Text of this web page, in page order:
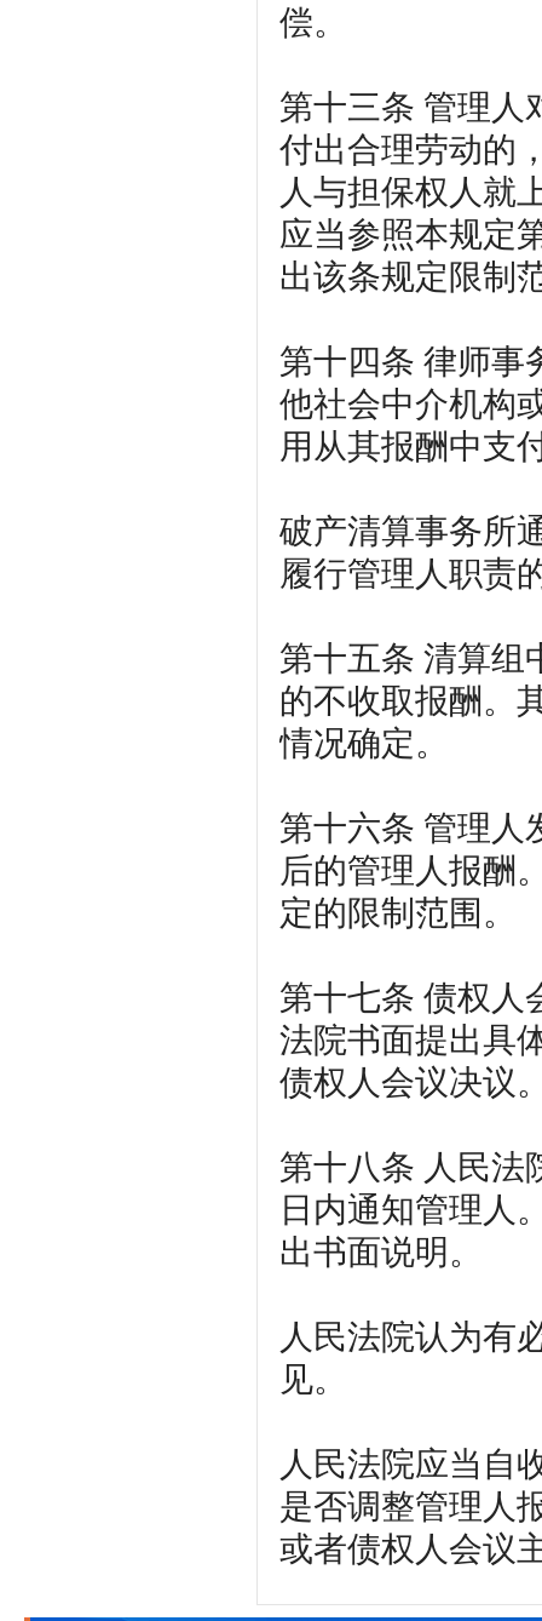
偿。
第十三条 管理人
付出合理劳动的
人与担保权人就
应当参照本规定
出该条规定限制
第十四条 律师事
他社会中介机构
用从其报酬中支
破产清算事务所
履行管理人职责
第十五条 清算组
的不收取报酬。
情况确定。
第十六条 管理人
后的管理人报酬
定的限制范围。
第十七条 债权人
法院书面提出具
债权人会议决议
第十八条 人民法
日内通知管理人
出书面说明。
人民法院认为有
见。
人民法院应当自
是否调整管理人
或者债权人会议